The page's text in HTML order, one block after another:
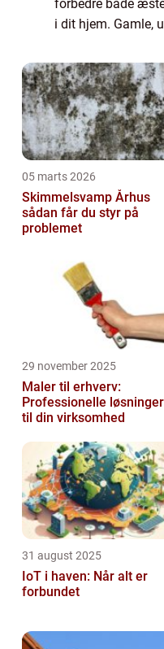
forbedre både
i dit hjem. Gamle,
05 marts 2026
Skimmelsvamp Århus
sådan får du styr på
problemet
29 november 2025
Maler til erhverv:
Professionelle løsninger
til din virksomhed
31 august 2025
IoT i haven: Når alt er
forbundet